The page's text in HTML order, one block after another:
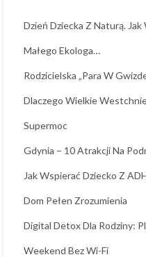
patrzymy na
przez pryzmat
sposób...
Wychowanie
Dzień Dziecka Z Naturą. Jak
Małego Ekologa…
Rodzicielska „para W
Dlaczego Wielkie
Supermoc
Gdynia – 10 Atrakcji Na
Jak Wspierać Dziecko Z
Dom Pełen Zrozumienia
Digital Detox Dla Rodziny:
Weekend Bez Wi-Fi